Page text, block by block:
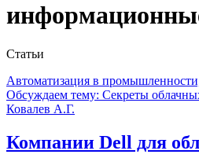
Статьи
Автоматизация в
Обсуждаем тему: Секреты
Ковалев А.Г.
Компании Dell для